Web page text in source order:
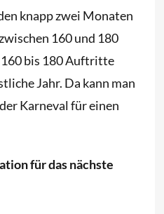
knapp zwei Monaten
160 und 180
bis 180 Auftritte
Jahr. Da kann man
Karneval für einen
für das nächste